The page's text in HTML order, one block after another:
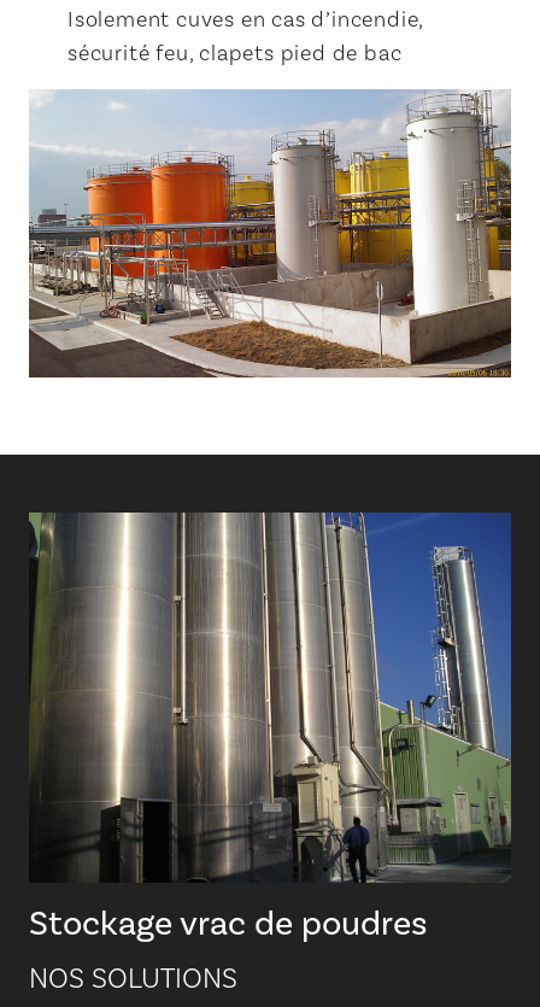
Isolement cuves en cas d’incendie,
sécurité feu, clapets pied de bac
Stockage vrac de poudres
NOS SOLUTIONS